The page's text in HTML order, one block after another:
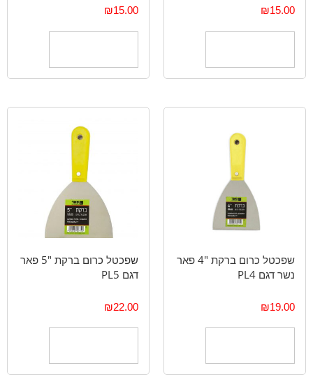
₪15.00
₪15.00
שפכטל כרום ברקת "4 פאר
נשר דגם PL4
₪19.00
שפכטל כרום ברקת "5 פאר
דגם PL5
₪22.00